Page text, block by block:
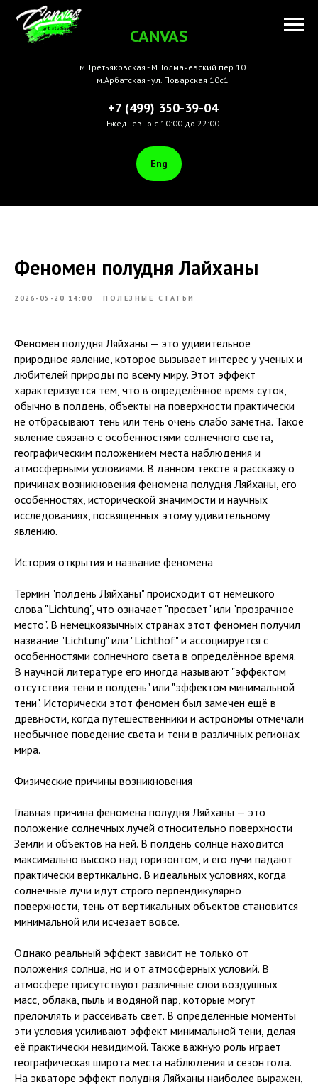
CANVAS
м.Третьяковская - М.Толмачевский пер.10
м.Арбатская - ул. Поварская 10с1
+7 (499) 350-39-04
Ежедневно с 10:00 до 22:00
Eng
Феномен полудня Лайханы
2026-05-20 14:00 ПОЛЕЗНЫЕ СТАТЬИ
Феномен полудня Ляйханы — это удивительное
природное явление, которое вызывает интерес у ученых и
любителей природы по всему миру. Этот эффект
характеризуется тем, что в определённое время суток,
обычно в полдень, объекты на поверхности практически
не отбрасывают тень или тень очень слабо заметна. Такое
явление связано с особенностями солнечного света,
географическим положением места наблюдения и
атмосферными условиями. В данном тексте я расскажу о
причинах возникновения феномена полудня Ляйханы, его
особенностях, исторической значимости и научных
исследованиях, посвящённых этому удивительному
явлению.
История открытия и название феномена
Термин "полдень Ляйханы" происходит от немецкого
слова "Lichtung", что означает "просвет" или "прозрачное
место". В немецкоязычных странах этот феномен получил
название "Lichtung" или "Lichthof" и ассоциируется с
особенностями солнечного света в определённое время.
В научной литературе его иногда называют "эффектом
отсутствия тени в полдень" или "эффектом минимальной
тени". Исторически этот феномен был замечен ещё в
древности, когда путешественники и астрономы отмечали
необычное поведение света и тени в различных регионах
мира.
Физические причины возникновения
Главная причина феномена полудня Ляйханы — это
положение солнечных лучей относительно поверхности
Земли и объектов на ней. В полдень солнце находится
максимально высоко над горизонтом, и его лучи падают
практически вертикально. В идеальных условиях, когда
солнечные лучи идут строго перпендикулярно
поверхности, тень от вертикальных объектов становится
минимальной или исчезает вовсе.
Однако реальный эффект зависит не только от
положения солнца, но и от атмосферных условий. В
атмосфере присутствуют различные слои воздушных
масс, облака, пыль и водяной пар, которые могут
преломлять и рассеивать свет. В определённые моменты
эти условия усиливают эффект минимальной тени, делая
её практически невидимой. Также важную роль играет
географическая широта места наблюдения и сезон года.
На экваторе эффект полудня Ляйханы наиболее выражен,